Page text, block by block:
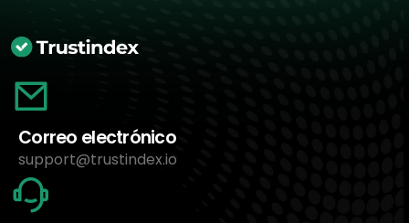
Correo electrónico
support@trustindex.io